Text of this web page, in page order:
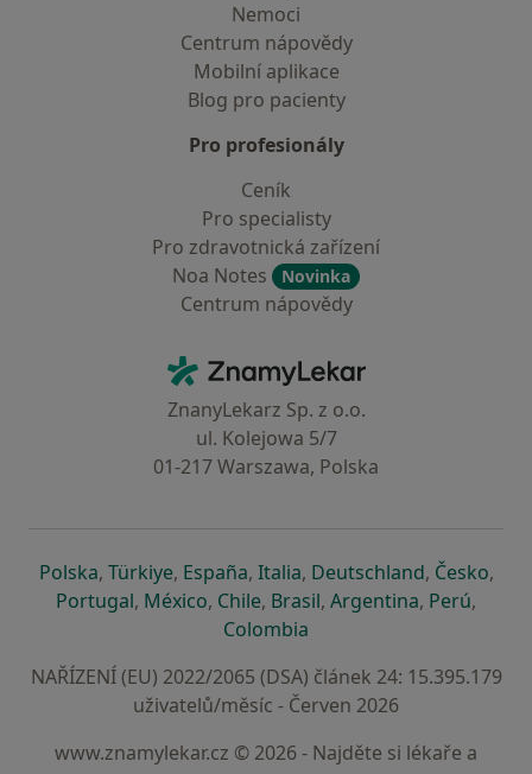
Nemoci
Centrum nápovědy
Mobilní aplikace
Blog pro pacienty
Pro profesionály
Ceník
Pro specialisty
Pro zdravotnická zařízení
Noa Notes
Novinka
Centrum nápovědy
ZnamyLekar - Hlavní stránka
ZnanyLekarz Sp. z o.o.
ul. Kolejowa 5/7
01-217 Warszawa, Polska
Polskase otevře v nové záložce
, Türkiyese otevře v nové záložce
, Españase otevře v nové záložce
, Italiase otevře v nové záložce
, Deutschlandse otevře v
, Českose
,
Portugalse otevře v nové záložce
, Méxicose otevře v nové záložce
, Chilese otevře v nové záložce
, Brasilse otevře v nové
, Argentinase otevře v
, Perúse
,
Colombia
NAŘÍZENÍ (EU) 2022/2065 (DSA) článek 24: 15.395.179
uživatelů/měsíc - Červen 2026
www.znamylekar.cz © 2026 - Najděte si lékaře a